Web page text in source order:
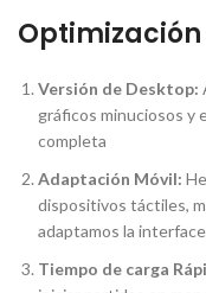
Versión de Desktop:
gráficos minuciosos y
completa
Adaptación Móvil:
dispositivos táctiles,
adaptamos la
Tiempo de carga